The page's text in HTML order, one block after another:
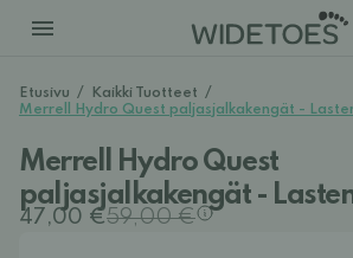
Etusivu / Kaikki Tuotteet /
Merrell Hydro Quest paljasjalkakengät -
Merrell Hydro Quest
paljasjalkakengät -
47,00 €59,00 €